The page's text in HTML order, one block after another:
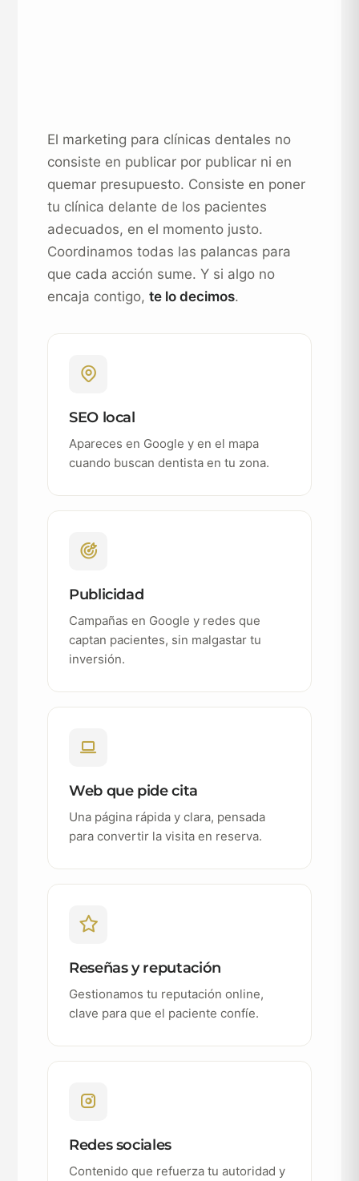
El marketing para clínicas dentales no
consiste en publicar por publicar ni en
quemar presupuesto. Consiste en poner
tu clínica delante de los pacientes
adecuados, en el momento justo.
Coordinamos todas las palancas para
que cada acción sume. Y si algo no
encaja contigo, te lo decimos.
SEO local
Apareces en Google y en el mapa
cuando buscan dentista en tu zona.
Publicidad
Campañas en Google y redes que
captan pacientes, sin malgastar tu
inversión.
Web que pide cita
Una página rápida y clara, pensada
para convertir la visita en reserva.
Reseñas y reputación
Gestionamos tu reputación online,
clave para que el paciente confíe.
Redes sociales
Contenido que refuerza tu autoridad y